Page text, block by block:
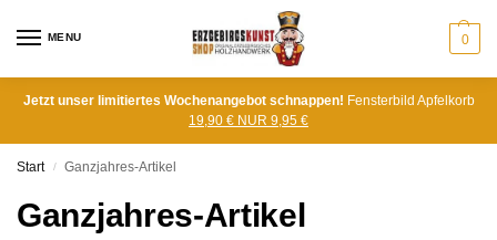
MENU 0
Jetzt unser limitiertes Wochenangebot schnappen! Fensterbild Apfelkorb
19,90 € NUR 9,95 €
Start / Ganzjahres-Artikel
Ganzjahres-Artikel